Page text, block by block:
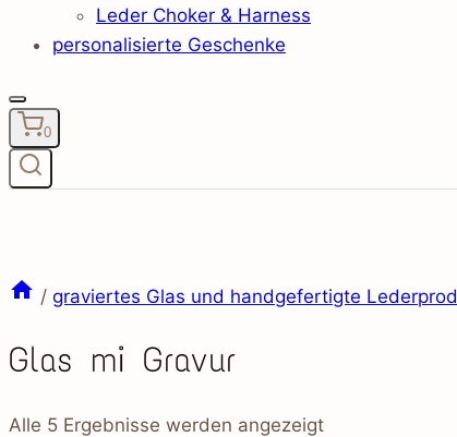
Leder Choker & Harness
personalisierte Geschenke
0
/ graviertes Glas und handgefertigte
Glas mi Gravur
Alle 5 Ergebnisse werden angezeigt